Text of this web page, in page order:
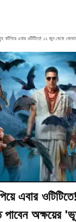
কাঁপিয়ে এবার ওটিটিতে! ১২ জুন থেকে
এবার
পাবেন অক্ষয়ের